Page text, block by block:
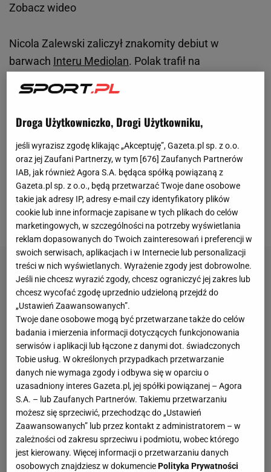
Zobacz wideo
Nicola Zalewski zaliczył znakomity debiut w
barwach Interu Mediolan. Polak trafił na
zostać wykupiony za 6,5 mln euro. Zalewski pojawił
zanotował asystę przy golu Stefana de Vrija na 1:1.
- Ostatnie kilka godzin było dla mnie zdecydowanie
rollercoasterem. Cieszę się z debiutu, nawet jeśli nie
odnieśliśmy zwycięstwa. Wiedziałem, że trener
mnie chce, już mnie chwalił - mówił Zalewski po
zakończeniumeczu.
Droga Użytkowniczko, Drogi Użytkowniku,
jeśli wyrazisz zgodę klikając „Akceptuję”, Gazeta.pl sp. z o.o.
oraz jej Zaufani Partnerzy, w tym [676] Zaufanych Partnerów
IAB, jak również Agora S.A. będąca spółką powiązaną z
Gazeta.pl sp. z o.o., będą przetwarzać Twoje dane osobowe
takie jak adresy IP, adresy e-mail czy identyfikatory plików
cookie lub inne informacje zapisane w tych plikach do celów
marketingowych, w szczególności na potrzeby wyświetlania
reklam dopasowanych do Twoich zainteresowań i preferencji w
swoich serwisach, aplikacjach i w Internecie lub personalizacji
treści w nich wyświetlanych. Wyrażenie zgody jest dobrowolne.
Jeśli nie chcesz wyrazić zgody, chcesz ograniczyć jej zakres lub
chcesz wycofać zgodę uprzednio udzieloną przejdź do
„Ustawień Zaawansowanych”.
Twoje dane osobowe mogą być przetwarzane także do celów
badania i mierzenia informacji dotyczących funkcjonowania
serwisów i aplikacji lub łączone z danymi dot. świadczonych
Tobie usług. W określonych przypadkach przetwarzanie
danych nie wymaga zgody i odbywa się w oparciu o
uzasadniony interes Gazeta.pl, jej spółki powiązanej – Agora
S.A. – lub Zaufanych Partnerów. Takiemu przetwarzaniu
możesz się sprzeciwić, przechodząc do „Ustawień
Zaawansowanych” lub przez kontakt z administratorem – w
zależności od zakresu sprzeciwu i podmiotu, wobec którego
jest kierowany. Więcej informacji o przetwarzaniu danych
osobowych znajdziesz w dokumenciePolityka Prywatności